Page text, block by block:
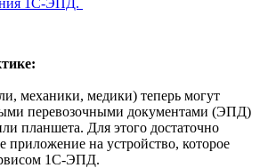
механики, медики) теперь могут
перевозочными документами (ЭПД)
планшета. Для этого достаточно
приложение на устройство, которое
1С-ЭПД.